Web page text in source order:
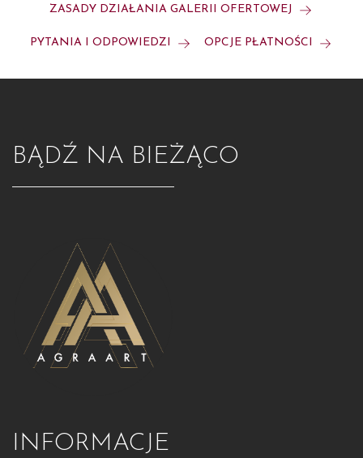
ZASADY DZIAŁANIA GALERII OFERTOWEJ
PYTANIA I ODPOWIEDZI OPCJE PŁATNOŚCI
BĄDŹ NA BIEŻĄCO
INFORMACJE